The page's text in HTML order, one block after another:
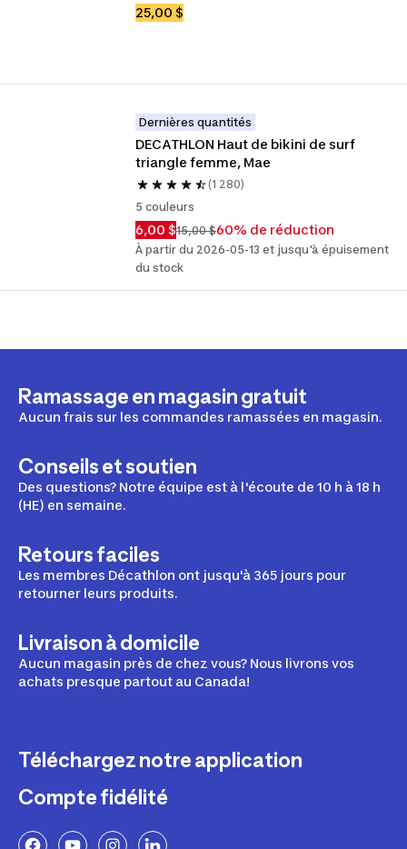
25,00 $
Dernières quantités
DECATHLON Haut de bikini de surf
triangle femme, Mae
(1 280)
5 couleurs
6,00 $15,00 $60% de réduction
À partir du 2026-05-13 et jusqu'à épuisement
du stock
Ramassage en magasin gratuit
Aucun frais sur les commandes ramassées en magasin.
Conseils et soutien
Des questions? Notre équipe est à l'écoute de 10 h à 18 h
(HE) en semaine.
Retours faciles
Les membres Décathlon ont jusqu'à 365 jours pour
retourner leurs produits.
Livraison à domicile
Aucun magasin près de chez vous? Nous livrons vos
achats presque partout au Canada!
Téléchargez notre application
Compte fidélité